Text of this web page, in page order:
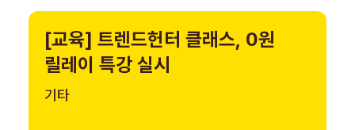
[교육] 트렌드헌터 클래스, 0원
릴레이 특강 실시
기타